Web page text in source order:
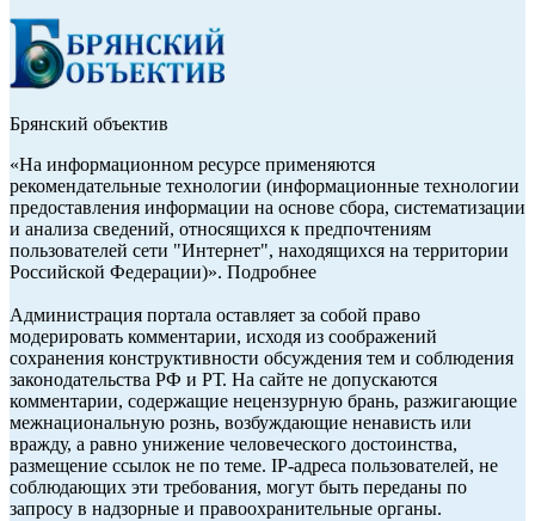
Брянский объектив
«На информационном ресурсе применяются
рекомендательные технологии (информационные технологии
предоставления информации на основе сбора, систематизации
и анализа сведений, относящихся к предпочтениям
пользователей сети "Интернет", находящихся на территории
Российской Федерации)». Подробнее
Администрация портала оставляет за собой право
модерировать комментарии, исходя из соображений
сохранения конструктивности обсуждения тем и соблюдения
законодательства РФ и РТ. На сайте не допускаются
комментарии, содержащие нецензурную брань, разжигающие
межнациональную рознь, возбуждающие ненависть или
вражду, а равно унижение человеческого достоинства,
размещение ссылок не по теме. IP-адреса пользователей, не
соблюдающих эти требования, могут быть переданы по
запросу в надзорные и правоохранительные органы.